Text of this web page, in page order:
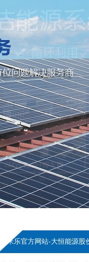
m6米乐官方网站-大恒能源